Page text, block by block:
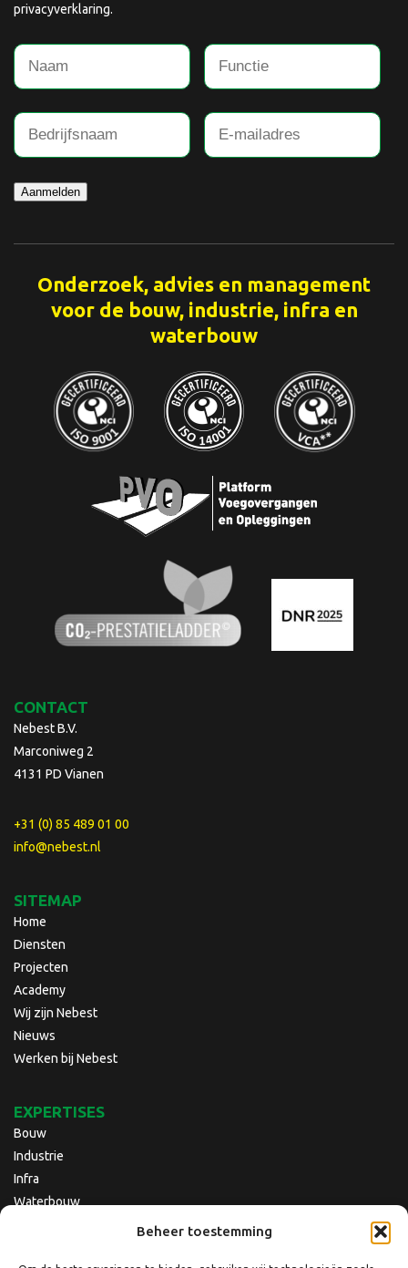
Beheer toestemming
privacyverklaring.
Aanmelden
Onderzoek, advies en management
voor de bouw, industrie, infra en
waterbouw
CONTACT
Nebest B.V.
Marconiweg 2
4131 PD Vianen
+31 (0) 85 489 01 00
info@nebest.nl
SITEMAP
Home
Diensten
Projecten
Academy
Wij zijn Nebest
Nieuws
Werken bij Nebest
EXPERTISES
Bouw
Industrie
Infra
Waterbouw